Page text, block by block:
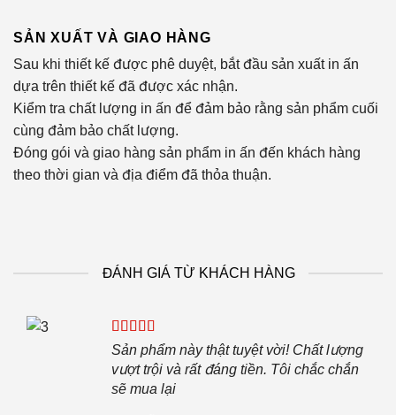
SẢN XUẤT VÀ GIAO HÀNG
Sau khi thiết kế được phê duyệt, bắt đầu sản xuất in ấn
dựa trên thiết kế đã được xác nhận.
Kiểm tra chất lượng in ấn để đảm bảo rằng sản phẩm cuối
cùng đảm bảo chất lượng.
Đóng gói và giao hàng sản phẩm in ấn đến khách hàng
theo thời gian và địa điểm đã thỏa thuận.
ĐÁNH GIÁ TỪ KHÁCH HÀNG
Sản phẩm này thật tuyệt vời! Chất lượng
vượt trội và rất đáng tiền. Tôi chắc chắn
sẽ mua lại